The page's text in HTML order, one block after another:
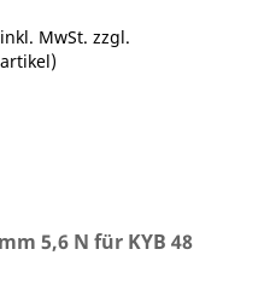
MwSt. zzgl.
)
5,6 N für KYB 48